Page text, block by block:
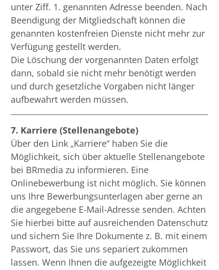
unter Ziff. 1. genannten Adresse beenden. Nach
Beendigung der Mitgliedschaft können die
genannten kostenfreien Dienste nicht mehr zur
Verfügung gestellt werden.
Die Löschung der vorgenannten Daten erfolgt
dann, sobald sie nicht mehr benötigt werden
und durch gesetzliche Vorgaben nicht länger
aufbewahrt werden müssen.
7. Karriere (Stellenangebote)
Über den Link „Karriere“ haben Sie die
Möglichkeit, sich über aktuelle Stellenangebote
bei BRmedia zu informieren. Eine
Onlinebewerbung ist nicht möglich. Sie können
uns Ihre Bewerbungsunterlagen aber gerne an
die angegebene E-Mail-Adresse senden. Achten
Sie hierbei bitte auf ausreichenden Datenschutz
und sichern Sie Ihre Dokumente z. B. mit einem
Passwort, das Sie uns separiert zukommen
lassen. Wenn Ihnen die aufgezeigte Möglichkeit